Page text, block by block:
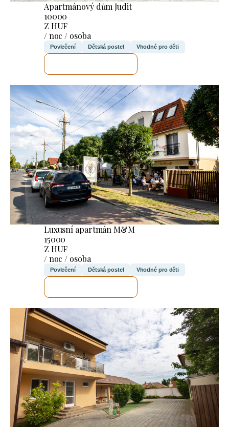
Apartmánový dům Judit
10000
Z HUF
/ noc / osoba
Povlečení Dětská postel Vhodné pro děti
Luxusní apartmán M&M
15000
Z HUF
/ noc / osoba
Povlečení Dětská postel Vhodné pro děti